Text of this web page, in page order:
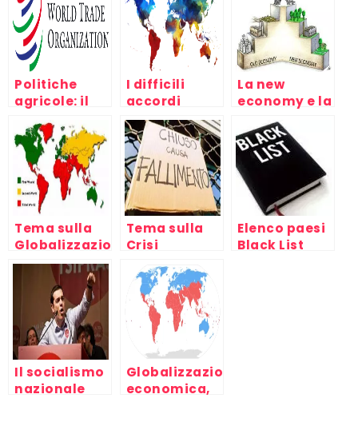
Politiche
agricole: il
divario fra
Nord e Sud
del mondo al
WTO di
Cancùn
I difficili
accordi
commerciali
internazionali
fra Nord e
Sud del
mondo
La new
economy e la
crisi del
capitale,
mondo del
lavoro e
capitalismo
Tema sulla
Globalizzazione
economica,
fallimento
della società
Tema sulla
Crisi
Economica
Italiana
attuale: una
spiegazione
tecnica
Elenco paesi
Black List
Il socialismo
nazionale
Globalizzazione
economica,